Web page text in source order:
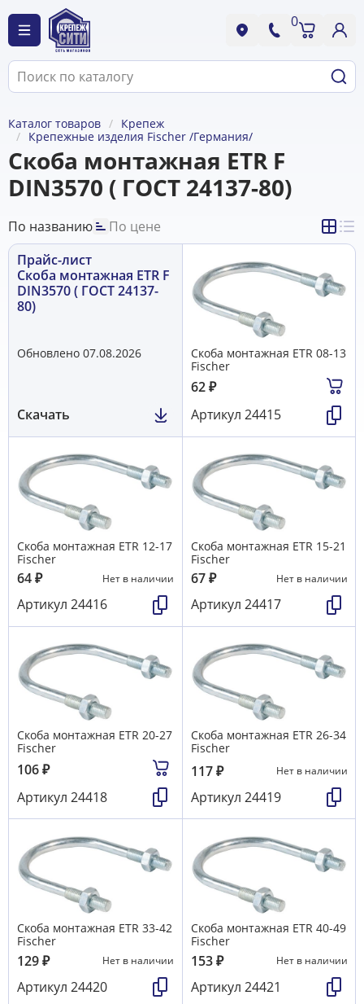
0
Каталог товаров
Крепеж
Крепежные изделия Fischer /Германия/
Скоба монтажная ETR F
DIN3570 ( ГОСТ 24137-80)
По названию
По цене
Прайс-лист
Скоба монтажная ETR F
DIN3570 ( ГОСТ 24137-
80)
Обновлено 07.08.2026
Скачать
Скоба монтажная ETR 08-13
Fischer
62₽
Артикул 24415
Скоба монтажная ETR 12-17
Fischer
64₽ Нет в наличии
Артикул 24416
Скоба монтажная ETR 15-21
Fischer
67₽ Нет в наличии
Артикул 24417
Скоба монтажная ETR 20-27
Fischer
106₽
Артикул 24418
Скоба монтажная ETR 26-34
Fischer
117₽ Нет в наличии
Артикул 24419
Скоба монтажная ETR 33-42
Fischer
129₽ Нет в наличии
Артикул 24420
Скоба монтажная ETR 40-49
Fischer
153₽ Нет в наличии
Артикул 24421